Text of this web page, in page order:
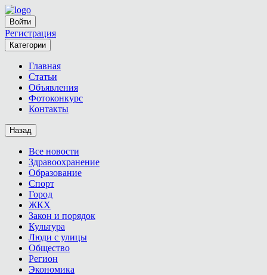
Войти
Регистрация
Категории
Главная
Статьи
Объявления
Фотоконкурс
Контакты
Назад
Все новости
Здравоохранение
Образование
Спорт
Город
ЖКХ
Закон и порядок
Культура
Люди с улицы
Общество
Регион
Экономика